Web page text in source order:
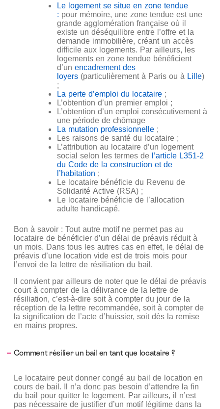
Le logement se situe en zone tendue
: pour mémoire, une zone tendue est une
grande agglomération française où il
existe un déséquilibre entre l’offre et la
demande immobilière, créant un accès
difficile aux logements. Par ailleurs, les
logements en zone tendue bénéficient
d’un encadrement des
loyers(particulièrement à Paris ou à Lille)
;
La perte d’emploi du locataire;
L’obtention d’un premier emploi ;
L’obtention d’un emploi consécutivement à
une période de chômage
La mutation professionnelle;
Les raisons de santé du locataire ;
L’attribution au locataire d’un logement
social selon les termes de l’article L351-2
du Code de la construction et de
l’habitation ;
Le locataire bénéficie du Revenu de
Solidarité Active (RSA) ;
Le locataire bénéficie de l’allocation
adulte handicapé.
Bon à savoir : Tout autre motif ne permet pas au
locataire de bénéficier d’un délai de préavis réduit à
un mois. Dans tous les autres cas en effet, le délai de
préavis d’une location vide est de trois mois pour
l’envoi de la lettre de résiliation du bail.
Il convient par ailleurs de noter que le délai de préavis
court à compter de la délivrance de la lettre de
résiliation, c’est-à-dire soit à compter du jour de la
réception de la lettre recommandée, soit à compter de
la signification de l’acte d’huissier, soit dès la remise
en mains propres.
Comment résilier un bail en tant que locataire ?
Le locataire peut donner congé au bail de location en
cours de bail. Il n’a donc pas besoin d’attendre la fin
du bail pour quitter le logement. Par ailleurs, il n’est
pas nécessaire de justifier d’un motif légitime dans la